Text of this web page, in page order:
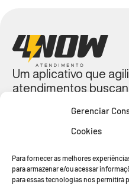
Gerenciar
Cookies
Para fornecer as melhores
para armazenar e/ou acessar
para essas tecnologias nos permitirá
Um aplicativo que
atendimentos
que você esteja,